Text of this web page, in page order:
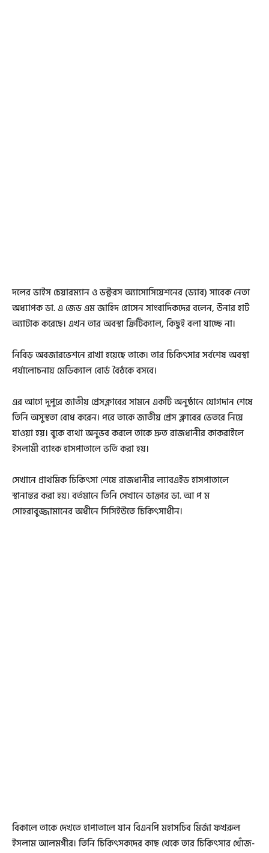
দলের ভাইস চেয়ারম্যান ও ডক্টরস অ্যাসোসিয়েশনের (ড্যাব) সাবেক নেতা
অধ্যাপক ডা. এ জেড এম জাহিদ হোসেন সাংবাদিকদের বলেন, উনার হার্ট
অ্যাটাক করেছে। এখন তার অবস্থা ক্রিটিক্যাল, কিছুই বলা যাচ্ছে না।
নিবিড় অবজারভেশনে রাখা হয়েছে তাকে। তার চিকিৎসার সর্বশেষ অবস্থা
পর্যালোচনায় মেডিক্যাল বোর্ড বৈঠকে বসবে।
এর আগে দুপুরে জাতীয় প্রেসক্লাবের সামনে একটি অনুষ্ঠানে যোগদান শেষে
তিনি অসুস্থতা বোধ করেন। পরে তাকে জাতীয় প্রেস ক্লাবের ভেতরে নিয়ে
যাওয়া হয়। বুকে ব্যথা অনুভব করলে তাকে দ্রুত রাজধানীর কাকরাইলে
ইসলামী ব্যাংক হাসপাতালে ভর্তি করা হয়।
সেখানে প্রাথমিক চিকিৎসা শেষে রাজধানীর ল্যাবএইড হাসপাতালে
স্থানান্তর করা হয়। বর্তমানে তিনি সেখানে ডাক্তার ডা. আ প ম
সোহরাবুজ্জামানের অধীনে সিসিইউতে চিকিৎসাধীন।
বিকালে তাকে দেখতে হাপাতালে যান বিএনপি মহাসচিব মির্জা ফখরুল
ইসলাম আলমগীর। তিনি চিকিৎসকদের কাছ থেকে তার চিকিৎসার খোঁজ-